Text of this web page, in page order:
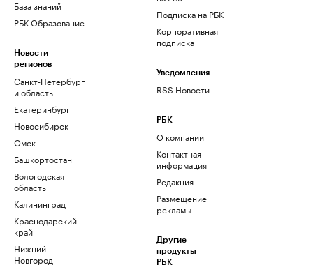
База знаний
РБК Образование
Новости
регионов
Санкт-Петербург
и область
Екатеринбург
Новосибирск
Омск
Башкортостан
Вологодская
область
Калининград
Краснодарский
край
Нижний
Новгород
Подписка на РБК
Корпоративная
подписка
Уведомления
RSS Новости
РБК
О компании
Контактная
информация
Редакция
Размещение
рекламы
Другие
продукты
РБК